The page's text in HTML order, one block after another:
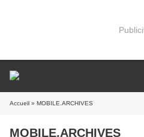
Accueil » MOBILE.ARCHIVES
MOBILE.ARCHIVES